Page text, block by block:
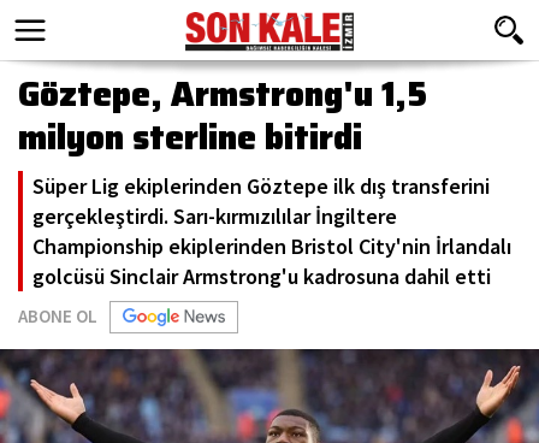
Göztepe, Armstrong'u 1,5
milyon sterline bitirdi
Süper Lig ekiplerinden Göztepe ilk dış transferini
gerçekleştirdi. Sarı-kırmızılılar İngiltere
Championship ekiplerinden Bristol City'nin İrlandalı
golcüsü Sinclair Armstrong'u kadrosuna dahil etti
ABONE OL